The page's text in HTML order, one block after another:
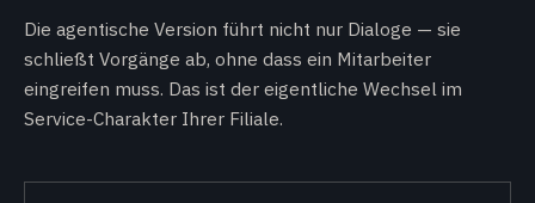
Die agentische Version führt nicht nur Dialoge — sie
schließt Vorgänge ab, ohne dass ein Mitarbeiter
eingreifen muss. Das ist der eigentliche Wechsel im
Service-Charakter Ihrer Filiale.